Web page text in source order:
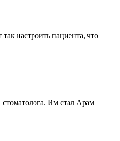
настроить пациента, что
Им стал Арам